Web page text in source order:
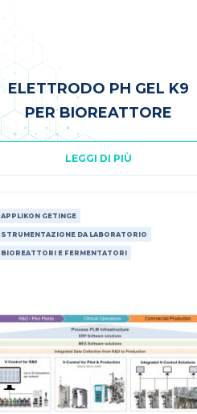
ELETTRODO PH GEL K9
PER BIOREATTORE
LEGGI DI PIÙ
APPLIKON GETINGE
STRUMENTAZIONE DA LABORATORIO
BIOREATTORI E FERMENTATORI